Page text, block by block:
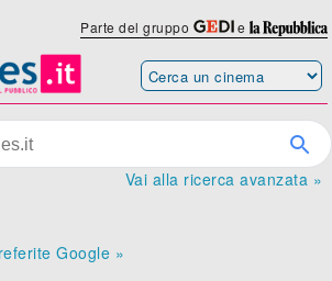
Parte del gruppo e
Vai alla ricerca avanzata »
Google »